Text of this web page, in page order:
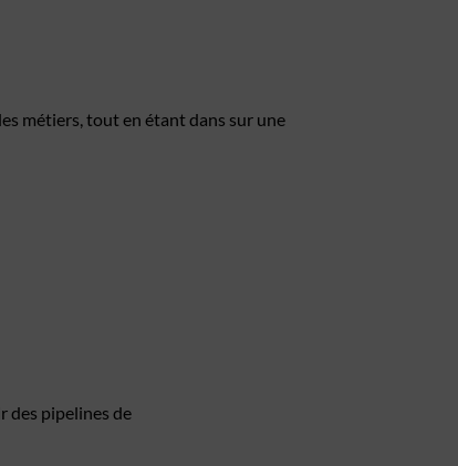
métiers, tout en étant dans sur une
des pipelines de